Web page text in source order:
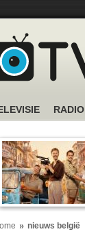
RADIO
nieuws belgië